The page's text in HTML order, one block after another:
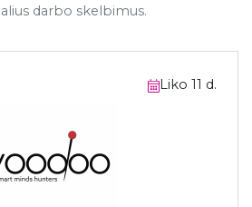
darbo skelbimus.
Liko 11 d.